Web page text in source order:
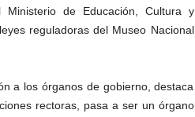
de Educación, Cultura y
reguladoras del Museo Nacional
a los órganos de gobierno, destaca
rectoras, pasa a ser un órgano